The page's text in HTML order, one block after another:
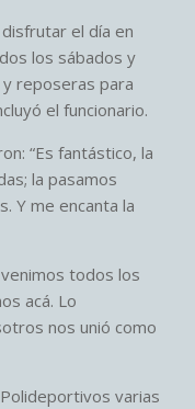
el día en
los sábados y
reposeras para
el funcionario.
“Es fantástico, la
la pasamos
Y me encanta la
todos los
acá. Lo
nos unió como
varias